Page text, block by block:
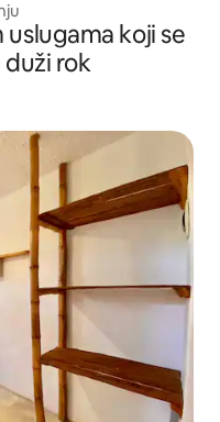
koji se
duži rok